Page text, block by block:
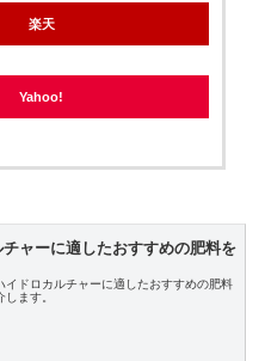
楽天
Yahoo!
ャーに適したおすすめの肥料を
イドロカルチャーに適したおすすめの肥料
ます。